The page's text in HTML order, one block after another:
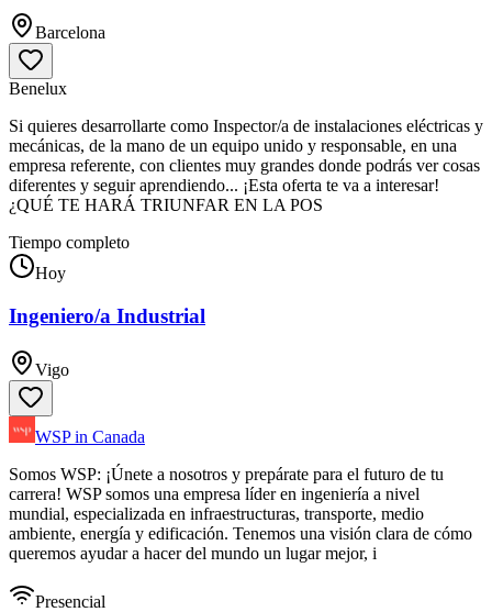
Barcelona
Benelux
Si quieres desarrollarte como Inspector/a de instalaciones eléctricas y
mecánicas, de la mano de un equipo unido y responsable, en una
empresa referente, con clientes muy grandes donde podrás ver cosas
diferentes y seguir aprendiendo... ¡Esta oferta te va a interesar!
¿QUÉ TE HARÁ TRIUNFAR EN LA POS
Tiempo completo
Hoy
Ingeniero/a Industrial
Vigo
WSP in Canada
Somos WSP: ¡Únete a nosotros y prepárate para el futuro de tu
carrera! WSP somos una empresa líder en ingeniería a nivel
mundial, especializada en infraestructuras, transporte, medio
ambiente, energía y edificación. Tenemos una visión clara de cómo
queremos ayudar a hacer del mundo un lugar mejor, i
Presencial